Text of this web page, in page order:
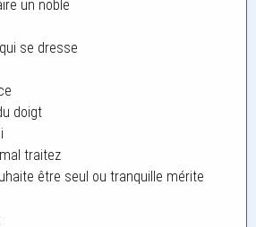
un noble
se dresse
doigt
traitez
être seul ou tranquille mérite